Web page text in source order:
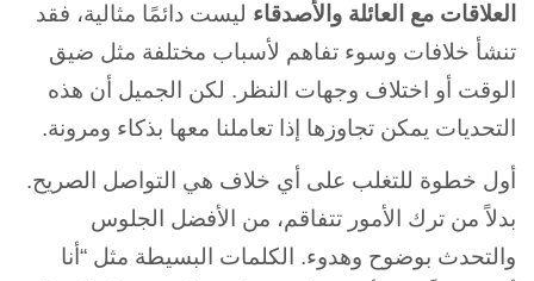
العلاقات مع العائلة والأصدقاء ليست دائمًا مثالية، فقد
تنشأ خلافات وسوء تفاهم لأسباب مختلفة مثل ضيق
الوقت أو اختلاف وجهات النظر. لكن الجميل أن هذه
التحديات يمكن تجاوزها إذا تعاملنا معها بذكاء ومرونة.
أول خطوة للتغلب على أي خلاف هي التواصل الصريح.
بدلاً من ترك الأمور تتفاقم، من الأفضل الجلوس
والتحدث بوضوح وهدوء. الكلمات البسيطة مثل “أنا